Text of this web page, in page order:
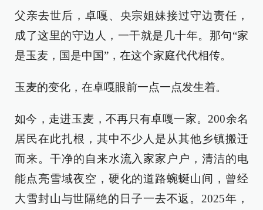
父亲去世后，卓嘎、央宗姐妹接过守边责任，
成了这里的守边人，一干就是几十年。那句“家
是玉麦，国是中国”，在这个家庭代代相传。
玉麦的变化，在卓嘎眼前一点一点发生着。
如今，走进玉麦，不再只有卓嘎一家。200余名
居民在此扎根，其中不少人是从其他乡镇搬迁
而来。干净的自来水流入家家户户，清洁的电
能点亮雪域夜空，硬化的道路蜿蜒山间，曾经
大雪封山与世隔绝的日子一去不返。2025年，